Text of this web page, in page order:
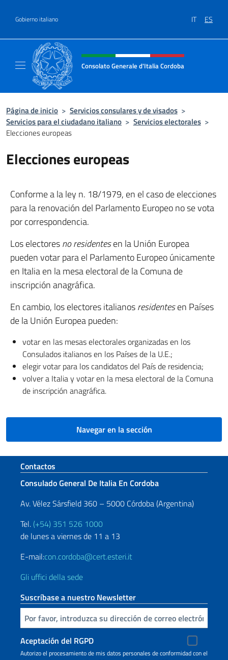
Gobierno italiano IT ES
Encabezado del sitio web,
Consolato Generale d'Italia Cordoba
Página de inicio > Servicios consulares y de visados >
Servicios para el ciudadano italiano > Servicios electorales >
Elecciones europeas
Elecciones europeas
Conforme a la ley n. 18/1979, en el caso de elecciones
para la renovación del Parlamento Europeo no se vota
por correspondencia.
Los electoresno residentesen la Unión Europea
pueden votar para el Parlamento Europeo únicamente
en Italia en la mesa electoral de la Comuna de
inscripción anagráfica.
En cambio, los electores italianosresidentesen Países
de la Unión Europea pueden:
votar en las mesas electorales organizadas en los
Consulados italianos en los Países de la U.E.;
elegir votar para los candidatos del País de residencia;
volver a Italia y votar en la mesa electoral de la Comuna
de inscripción anagráfica.
Navegar en la sección
Sezione footer
Contactos
Consulado General De Italia En Cordoba
Av. Vélez Sársfield 360 – 5000 Córdoba (Argentina)
Tel. (+54) 351 526 1000
de lunes a viernes de 11 a 13
E-mail:con.cordoba@cert.esteri.it
Gli uffici della sede
Suscríbase a nuestro Newsletter
Inserta tu correo electronico
Aceptación del RGPD
Autorizo ​​el procesamiento de mis datos personales de conformidad con el